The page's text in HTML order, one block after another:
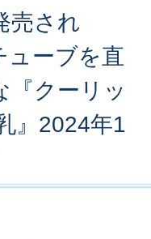
売され
ューブを直
『クーリッ
』2024年1